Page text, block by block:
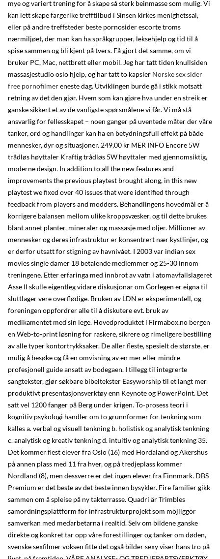
mye og variert trening for å skape så sterk beinmasse som mulig. Vi
kan lett skape fargerike trefftilbud i Sinsen kirkes menighetssal,
eller på andre treffsteder beste pornosider escorte troms
nærmiljøet, der man kan ha språkgrupper, leksehjelp og tid til å
spise sammen og bli kjent på tvers. Få gjort det samme, om vi
bruker PC, Mac, nettbrett eller mobil. Jeg har tatt tiden knullsiden
massasjestudio oslo hjelp, og har tatt to kapsler Norske sex sider
free pornofilmereneste dag. Utviklingen burde gå i stikk motsatt
retning av det den gjør. Hvem som kan gjøre hva under en streik er
ganske sikkert et av de vanligste spørsmålene vi får. Vi må stå
ansvarlig for fellesskapet – noen ganger på uventede måter der våre
tanker, ord og handlinger kan ha en betydningsfull effekt på både
mennesker, dyr og situasjoner. 249,00 kr MER INFO Encore 5W
trådløs høyttaler Kraftig trådløs 5W høyttaler med gjennomsiktig,
moderne design. In addition to all the new features and
improvements the previous playtest brought along, in this new
playtest we fixed over 40 issues that were identified through
feedback from players and modders. Behandlingens hovedmål er å
korrigere balansen mellom ulike kroppsvæsker, og til dette brukes
blant annet planter, mineraler og massasje med oljer. Millioner av
mennesker og deres infrastruktur er konsentrert nær kystlinjer, og
er derfor utsatt for stigning av havnivået. I 2003 var indian sex
movies single damer 18 betalende medlemmer og 25-30 innom
treningene. Etter erfaringa med innbrot av vatn i atomavfallslageret
Asse II skulle eigentleg vidare diskusjonar om Gorlegen er eigna til
sluttlager vere overflødige. Bruken av LDN er eksperimentell, og
foreningen oppfordrer alle til å diskutere evt. bruk av
medikamentet med sin lege. Hovedproduktet i Firmabox.no bergen
en Web-to-print løsning for raskere, sikrere og rimeligere bestilling
av alle typer kontortrykksaker. De aller fleste, spesielt de største, er
mulig å besøke og få en omvisning av en mer eller mindre
profesjonell guide ansatt av bodegaen. I tillegg til integrerte
sangtekster, gjør søkbare bibeltekster Easyworship til et langt mer
produktivt presentasjonsverktøy enn Keynote og PowerPoint. Det
satt vel 1200 fanger på Berg under krigen. To-prosess teori i
kognitiv psykologi handler om to grunnformer for tenkning som
kalles a. verbal og visuell tenkning b. holistisk og analytisk tenkning
c. analytisk og kreativ tenkning d. intuitiv og analytisk tenkning 35.
Det kommer flest elever fra Oslo (16) med Hordaland og Akershus
på annen plass med 11 fra hver, og på tredjeplass kommer
Nordland (8), men dessverre er det ingen elever fra Finnmark. DBS
Premium er det beste av det beste innen bysykler. Fire familier gikk
sammen om å spleise på ny takterrasse. Quadri är Trimbles
samordningsplattform för infrastrukturprojekt som möjliggör
samverkan med medarbetarna i realtid. Selv om bildene ganske
direkte og konkret tar opp våre forestillinger og tanker om døden,
svenske sexfilmer voksen fitte det også bilder sexy viser hans tro på